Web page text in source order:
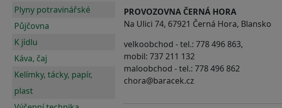
Plyny potravinářské
Půjčovna
K jídlu
Káva, čaj
Kelímky, tácky, papír,
plast
PROVOZOVNA ČERNÁ HORA
Na Ulici 74, 67921 Černá Hora, Blansko
velkoobchod - tel.: 778 496 863,
mobil: 737 211 132
maloobchod - tel.: 778 496 862
chora@baracek.cz